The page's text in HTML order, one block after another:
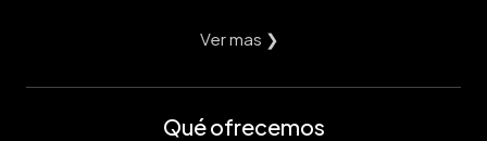
Ver mas ❯
Qué ofrecemos